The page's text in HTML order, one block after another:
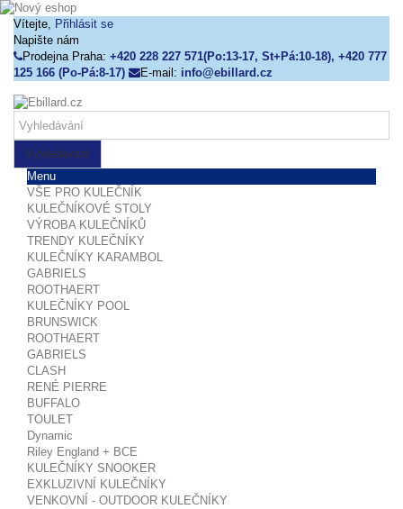
Vítejte, Přihlásit se
Napište nám
Prodejna Praha: +420 228 227 571(Po:13-17, St+Pá:10-18), +420 777
125 166 (Po-Pá:8-17)
E-mail: info@ebillard.cz
Vyhledávání
Menu
VŠE PRO KULEČNÍK
KULEČNÍKOVÉ STOLY
VÝROBA KULEČNÍKŮ
TRENDY KULEČNÍKY
KULEČNÍKY KARAMBOL
GABRIELS
ROOTHAERT
KULEČNÍKY POOL
BRUNSWICK
ROOTHAERT
GABRIELS
CLASH
RENÉ PIERRE
BUFFALO
TOULET
Dynamic
Riley England + BCE
KULEČNÍKY SNOOKER
EXKLUZIVNÍ KULEČNÍKY
VENKOVNÍ - OUTDOOR KULEČNÍKY